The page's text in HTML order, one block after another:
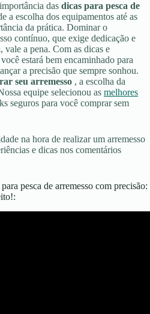
das dicas para pesca de
a escolha dos equipamentos até as
da prática. Dominar o
contínuo, que exige dedicação e
vale a pena. Com as dicas e
estará bem encaminhado para
a precisão que sempre sonhou.
seu arremesso , a escolha da
equipe selecionou as melhores
seguros para você comprar sem
na hora de realizar um arremesso
e dicas nos comentários
pesca de arremesso com precisão: